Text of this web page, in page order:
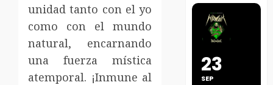
unidad tanto con el yo
como con el mundo
natural, encarnando
una fuerza mística
atemporal. ¡Inmune al
23
SEP